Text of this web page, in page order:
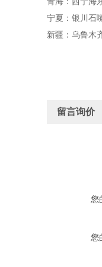
宁夏：银川石
新疆：乌鲁木
留言询价
您
您